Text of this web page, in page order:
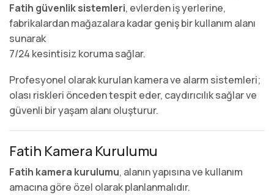
Fatih güvenlik sistemleri, evlerden iş yerlerine,
fabrikalardan mağazalara kadar geniş bir kullanım alanı
sunarak
7/24 kesintisiz koruma sağlar.
Profesyonel olarak kurulan kamera ve alarm sistemleri;
olası riskleri önceden tespit eder, caydırıcılık sağlar ve
güvenli bir yaşam alanı oluşturur.
Fatih Kamera Kurulumu
Fatih kamera kurulumu, alanın yapısına ve kullanım
amacına göre özel olarak planlanmalıdır.